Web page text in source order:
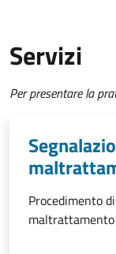
Servizi
Per presentare la
Procedimento